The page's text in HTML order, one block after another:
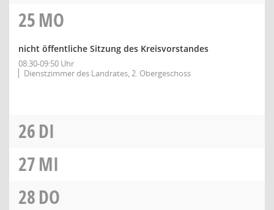
25MO
nicht öffentliche Sitzung des Kreisvorstandes
08:30-09:50 Uhr
Dienstzimmer des Landrates, 2. Obergeschoss
26DI
27MI
28DO